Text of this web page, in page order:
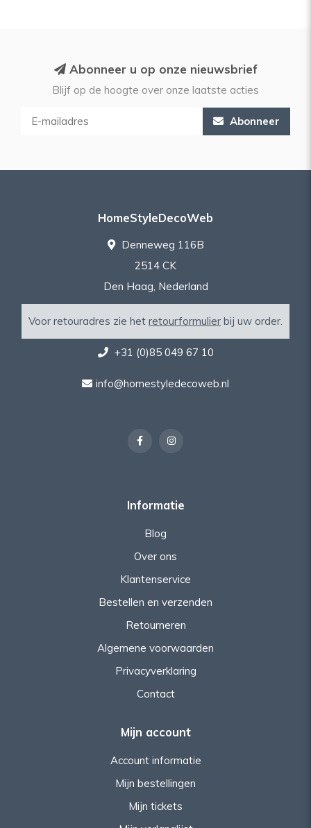
Abonneer u op onze nieuwsbrief
Blijf op de hoogte over onze laatste acties
Abonneer
HomeStyleDecoWeb
Denneweg 116B
2514 CK
Den Haag, Nederland
Voor retouradres zie het retourformulier bij uw order.
+31 (0)85 049 67 10
info@homestyledecoweb.nl
Informatie
Blog
Over ons
Klantenservice
Bestellen en verzenden
Retourneren
Algemene voorwaarden
Privacyverklaring
Contact
Mijn account
Account informatie
Mijn bestellingen
Mijn tickets